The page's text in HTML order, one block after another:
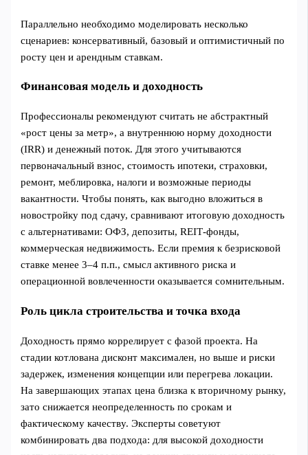
Параллельно необходимо моделировать несколько
сценариев: консервативный, базовый и оптимистичный по
росту цен и арендным ставкам.
Финансовая модель и доходность
Профессионалы рекомендуют считать не абстрактный
«рост цены за метр», а внутреннюю норму доходности
(IRR) и денежный поток. Для этого учитываются
первоначальный взнос, стоимость ипотеки, страховки,
ремонт, меблировка, налоги и возможные периоды
вакантности. Чтобы понять, как выгодно вложиться в
новостройку под сдачу, сравнивают итоговую доходность
с альтернативами: ОФЗ, депозиты, REIT‑фонды,
коммерческая недвижимость. Если премия к безрисковой
ставке менее 3–4 п.п., смысл активного риска и
операционной вовлеченности оказывается сомнительным.
Роль цикла строительства и точка входа
Доходность прямо коррелирует с фазой проекта. На
стадии котлована дисконт максимален, но выше и риски
задержек, изменения концепции или перегрева локации.
На завершающих этапах цена близка к вторичному рынку,
зато снижается неопределенность по срокам и
фактическому качеству. Эксперты советуют
комбинировать два подхода: для высокой доходности